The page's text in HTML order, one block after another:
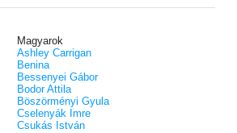
Magyarok
Ashley Carrigan
Benina
Bessenyei Gábor
Bodor Attila
Böszörményi Gyula
Cselenyák Imre
Csukás István